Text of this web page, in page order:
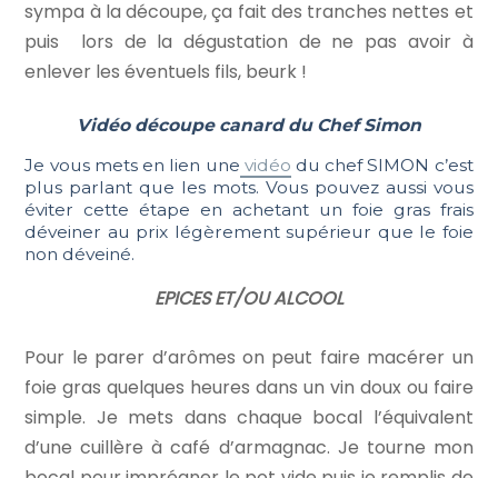
sympa à la découpe, ça fait des tranches nettes et
puis lors de la dégustation de ne pas avoir à
enlever les éventuels fils, beurk !
Vidéo découpe canard du Chef Simon
Je vous mets en lien une vidéo du chef SIMON c’est
plus parlant que les mots. Vous pouvez aussi vous
éviter cette étape en achetant un foie gras frais
déveiner au prix légèrement supérieur que le foie
non déveiné.
EPICES ET/OU ALCOOL
Pour le parer d’arômes on peut faire macérer un
foie gras quelques heures dans un vin doux ou faire
simple. Je mets dans chaque bocal l’équivalent
d’une cuillère à café d’armagnac. Je tourne mon